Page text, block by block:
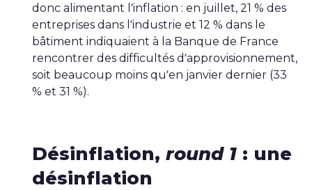
donc alimentant l’inflation : en juillet, 21 % des
entreprises dans l’industrie et 12 % dans le
bâtiment indiquaient à la Banque de France
rencontrer des difficultés d’approvisionnement,
soit beaucoup moins qu’en janvier dernier (33
% et 31 %).
Désinflation, round 1 : une
désinflation